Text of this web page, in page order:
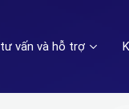
vấn và hỗ trợ